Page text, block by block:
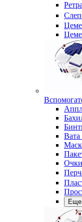
Вата
Еще